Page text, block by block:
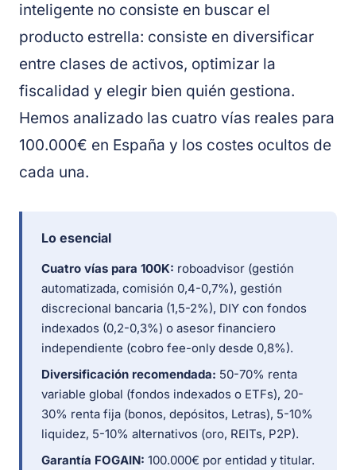
inteligente no consiste en buscar el
producto estrella: consiste en diversificar
entre clases de activos, optimizar la
fiscalidad y elegir bien quién gestiona.
Hemos analizado las cuatro vías reales para
100.000€ en España y los costes ocultos de
cada una.
Lo esencial
Cuatro vías para 100K: roboadvisor (gestión
automatizada, comisión 0,4-0,7%), gestión
discrecional bancaria (1,5-2%), DIY con fondos
indexados (0,2-0,3%) o asesor financiero
independiente (cobro fee-only desde 0,8%).
Diversificación recomendada: 50-70% renta
variable global (fondos indexados o ETFs), 20-
30% renta fija (bonos, depósitos, Letras), 5-10%
liquidez, 5-10% alternativos (oro, REITs, P2P).
Garantía FOGAIN: 100.000€ por entidad y titular.